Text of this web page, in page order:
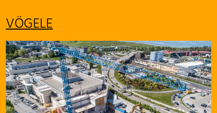
VÖGELE